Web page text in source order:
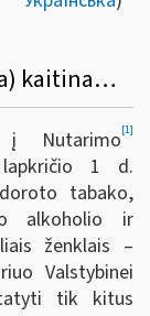
Dėl kitų apdoroto tabako ir (arba) kaitinamojo tabako produktų ženklinimo specialiais ženklais – banderolėmis – būdų nustatymo
į Nutarimo[1]
1 d.
tabako,
alkoholio ir
ženklais –
Valstybinei
tik kitus